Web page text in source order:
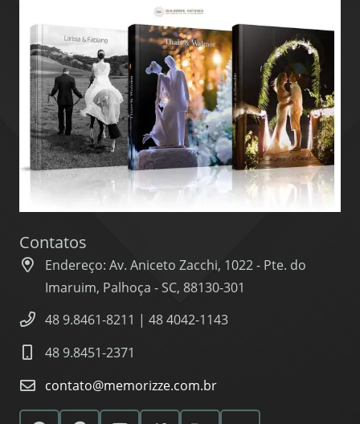
Contatos
Endereço: Av. Aniceto Zacchi, 1022 - Pte. do
Imaruim, Palhoça - SC, 88130-301
48 9.8461-8211 | 48 4042-1143
48 9.8451-2371
contato@memorizze.com.br